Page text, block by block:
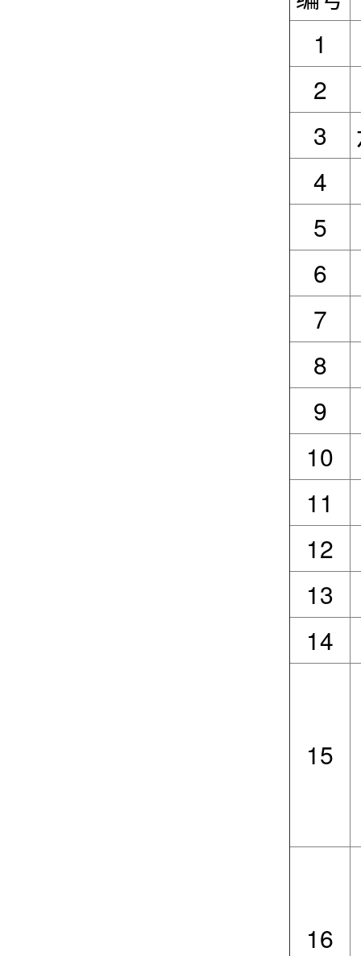
1
2
3
4
5
6
7
8
9
10
11
12
13
14
15
16